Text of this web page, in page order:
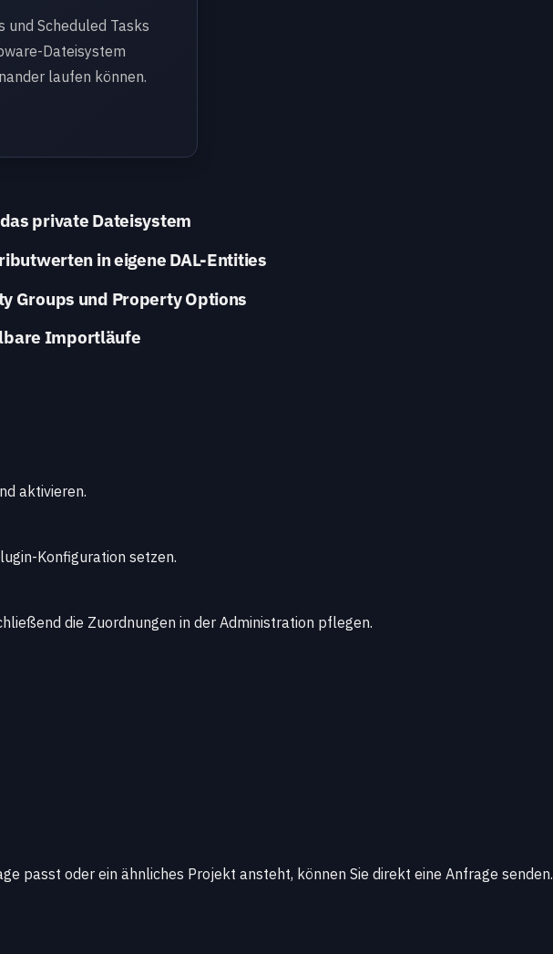
und Scheduled Tasks
Dateisystem
laufen können.
private Dateisystem
in eigene DAL-Entities
Groups und Property Options
Importläufe
aktivieren.
Konfiguration setzen.
die Zuordnungen in der Administration pflegen.
passt oder ein ähnliches Projekt ansteht, können Sie direkt eine Anfrage senden.